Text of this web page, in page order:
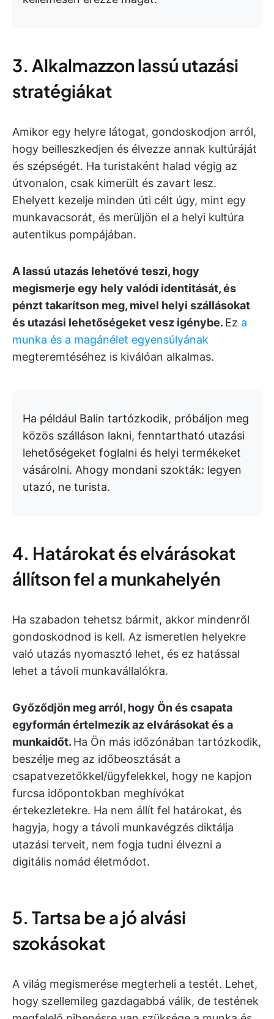
3. Alkalmazzon lassú utazási
stratégiákat
Amikor egy helyre látogat, gondoskodjon arról,
hogy beilleszkedjen és élvezze annak kultúráját
és szépségét. Ha turistaként halad végig az
útvonalon, csak kimerült és zavart lesz.
Ehelyett kezelje minden úti célt úgy, mint egy
munkavacsorát, és merüljön el a helyi kultúra
autentikus pompájában.
A lassú utazás lehetővé teszi, hogy
megismerje egy hely valódi identitását, és
pénzt takarítson meg, mivel helyi szállásokat
és utazási lehetőségeket vesz igénybe. Ez a
munka és a magánélet egyensúlyának
megteremtéséhez is kiválóan alkalmas.
Ha például Balin tartózkodik, próbáljon meg
közös szálláson lakni, fenntartható utazási
lehetőségeket foglalni és helyi termékeket
vásárolni. Ahogy mondani szokták: legyen
utazó, ne turista.
4. Határokat és elvárásokat
állítson fel a munkahelyén
Ha szabadon tehetsz bármit, akkor mindenről
gondoskodnod is kell. Az ismeretlen helyekre
való utazás nyomasztó lehet, és ez hatással
lehet a távoli munkavállalókra.
Győződjön meg arról, hogy Ön és csapata
egyformán értelmezik az elvárásokat és a
munkaidőt. Ha Ön más időzónában tartózkodik,
beszélje meg az időbeosztását a
csapatvezetőkkel/ügyfelekkel, hogy ne kapjon
furcsa időpontokban meghívókat
értekezletekre. Ha nem állít fel határokat, és
hagyja, hogy a távoli munkavégzés diktálja
utazási terveit, nem fogja tudni élvezni a
digitális nomád életmódot.
5. Tartsa be a jó alvási
szokásokat
A világ megismerése megterheli a testét. Lehet,
hogy szellemileg gazdagabbá válik, de testének